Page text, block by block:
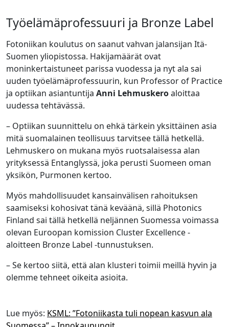
Työelämäprofessuuri ja Bronze Label
Fotoniikan koulutus on saanut vahvan jalansijan Itä-
Suomen yliopistossa. Hakijamäärät ovat
moninkertaistuneet parissa vuodessa ja nyt ala sai
uuden työelämäprofessuurin, kun Professor of Practice
ja optiikan asiantuntija Anni Lehmuskeroaloittaa
uudessa tehtävässä.
– Optiikan suunnittelu on ehkä tärkein yksittäinen asia
mitä suomalainen teollisuus tarvitsee tällä hetkellä.
Lehmuskero on mukana myös ruotsalaisessa alan
yrityksessä Entanglyssä, joka perusti Suomeen oman
yksikön, Purmonen kertoo.
Myös mahdollisuudet kansainvälisen rahoituksen
saamiseksi kohosivat tänä keväänä, sillä Photonics
Finland sai tällä hetkellä neljännen Suomessa voimassa
olevan Euroopan komission Cluster Excellence -
aloitteen Bronze Label -tunnustuksen.
– Se kertoo siitä, että alan klusteri toimii meillä hyvin ja
olemme tehneet oikeita asioita.
Lue myös: KSML: ”Fotoniikasta tuli nopean kasvun ala